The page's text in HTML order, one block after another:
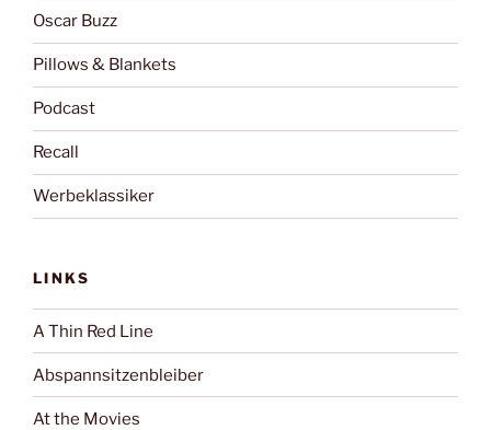
Oscar Buzz
Pillows & Blankets
Podcast
Recall
Werbeklassiker
LINKS
A Thin Red Line
Abspannsitzenbleiber
At the Movies